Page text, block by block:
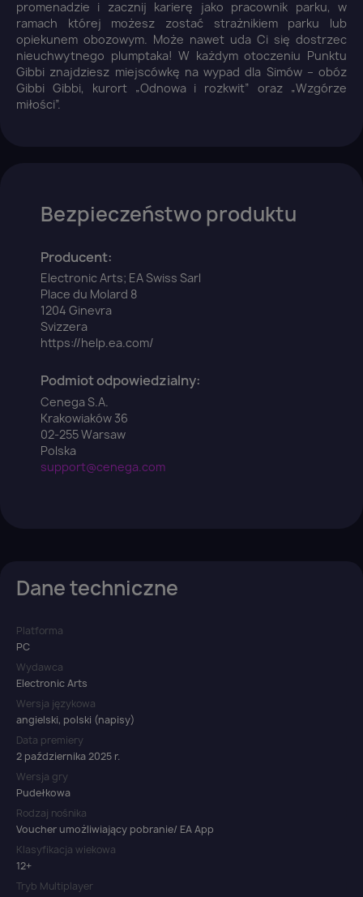
promenadzie i zacznij karierę jako pracownik parku, w
ramach której możesz zostać strażnikiem parku lub
opiekunem obozowym. Może nawet uda Ci się dostrzec
nieuchwytnego plumptaka! W każdym otoczeniu Punktu
Gibbi znajdziesz miejscówkę na wypad dla Simów – obóz
Gibbi Gibbi, kurort „Odnowa i rozkwit” oraz „Wzgórze
miłości”.
Bezpieczeństwo produktu
Producent:
Electronic Arts; EA Swiss Sarl
Place du Molard 8
1204 Ginevra
Svizzera
https://help.ea.com/
Podmiot odpowiedzialny:
Cenega S.A.
Krakowiaków 36
02-255 Warsaw
Polska
support@cenega.com
Dane techniczne
Platforma
PC
Wydawca
Electronic Arts
Wersja językowa
angielski, polski (napisy)
Data premiery
2 października 2025 r.
Wersja gry
Pudełkowa
Rodzaj nośnika
Voucher umożliwiający pobranie/ EA App
Klasyfikacja wiekowa
12+
Tryb Multiplayer